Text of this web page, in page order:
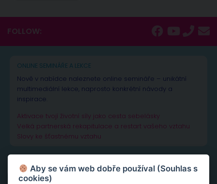
FOLLOW:
ONLINE SEMINÁŘE A LEKCE
Nově v nabídce naleznete online semináře – unikátní
multimediální lekce, naprosto konkrétní návody a
inspirace.
Aktivace tvojí životní síly jako cesta sebelásky
Velká partnerská rekapitulace a restart vašeho vztahu
Slovy ke šťastnému vztahu
Aby se vám web dobře používal (Souhlas s
cookies)